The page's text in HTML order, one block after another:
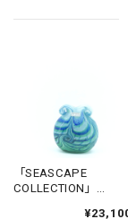
「SEASCAPE
COLLECTION」